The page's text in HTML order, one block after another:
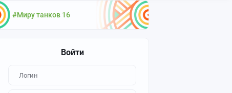
#Миру танков 16
Войти